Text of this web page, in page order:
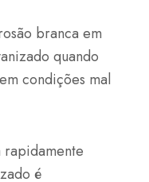
branca em
quando
condições mal
é